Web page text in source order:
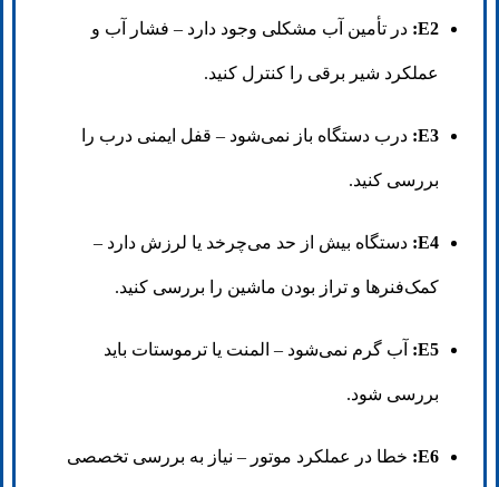
E2: در تأمین آب مشکلی وجود دارد – فشار آب و
عملکرد شیر برقی را کنترل کنید.
E3: درب دستگاه باز نمی‌شود – قفل ایمنی درب را
بررسی کنید.
E4: دستگاه بیش از حد می‌چرخد یا لرزش دارد –
کمک‌فنرها و تراز بودن ماشین را بررسی کنید.
E5: آب گرم نمی‌شود – المنت یا ترموستات باید
بررسی شود.
E6: خطا در عملکرد موتور – نیاز به بررسی تخصصی